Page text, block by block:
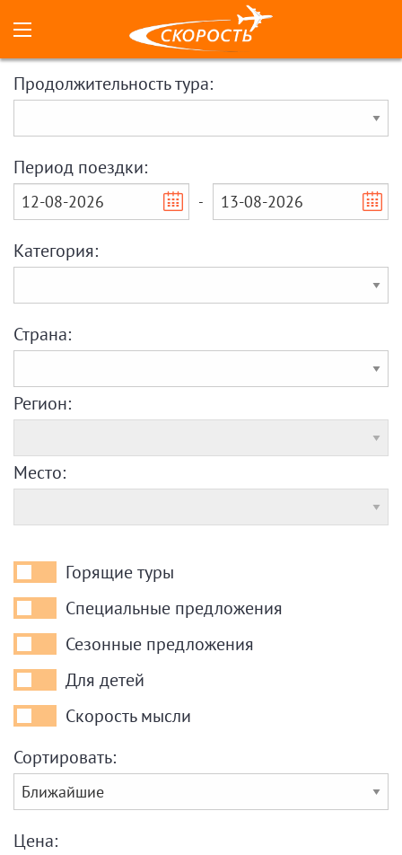
Продолжительность тура:
Период поездки:
-
Категория:
Страна:
Регион:
Место:
Горящие
туры
Горящие туры
Специальные
предложения
Специальные предложения
Сезонные
предложения
Сезонные предложения
Для
детей
Для детей
Скорость
мысли
Скорость мысли
Сортировать:
Цена: